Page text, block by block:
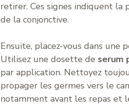
retirer. Ces signes indiquent la
de la conjonctive.
Ensuite, placez-vous dans une
Utilisez une dosette de serum
par application. Nettoyez
propager les germes vers le
notamment avant les repas et